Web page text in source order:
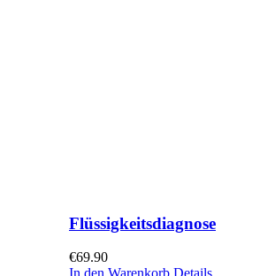
Flüssigkeitsdiagnose
€69.90